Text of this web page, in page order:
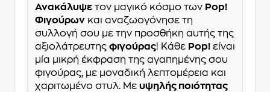
Ανακάλυψε τον μαγικό κόσμο των Pop!
Φιγούρων και αναζωογόνησε τη
συλλογή σου με την προσθήκη αυτής της
αξιολάτρευτης φιγούρας! Κάθε Pop! είναι
μία μικρή έκφραση της αγαπημένης σου
φιγούρας, με μοναδική λεπτομέρεια και
χαριτωμένο στυλ. Με υψηλής ποιότητας